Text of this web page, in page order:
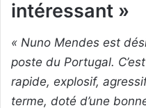
intéressant »
« Nuno Mendes est
poste du Portugal.
rapide, explosif,
terme, doté d’une